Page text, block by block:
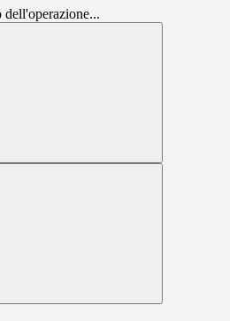
dell'operazione...